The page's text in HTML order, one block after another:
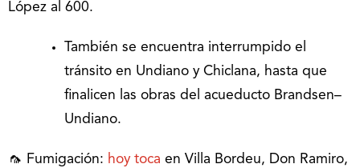
López al 600.
También se encuentra interrumpido el
tránsito en Undiano y Chiclana, hasta que
finalicen las obras del acueducto Brandsen–
Undiano.
🦟 Fumigación: hoy toca en Villa Bordeu, Don Ramiro,